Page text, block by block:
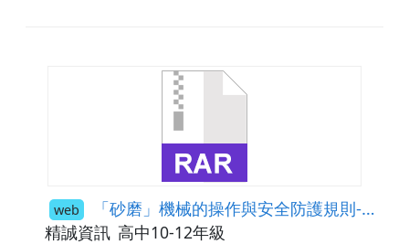
web 「砂磨」機械的操作與安全防護規則-教案
精誠資訊 高中10-12年級